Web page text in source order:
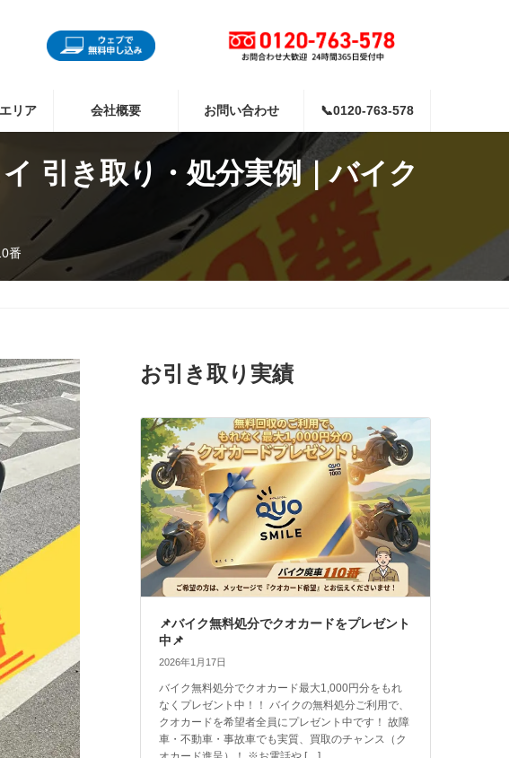
リア 会社概要 お問い合わせ 📞0120-763-578
引き取り・処分実例｜バイク
番
お引き取り実績
📌バイク無料処分でクオカードをプレゼント
中📌
2026年1月17日
バイク無料処分でクオカード最大1,000円分をもれ
なくプレゼント中！！ バイクの無料処分ご利用で、
クオカードを希望者全員にプレゼント中です！ 故障
車・不動車・事故車でも実質、買取のチャンス（ク